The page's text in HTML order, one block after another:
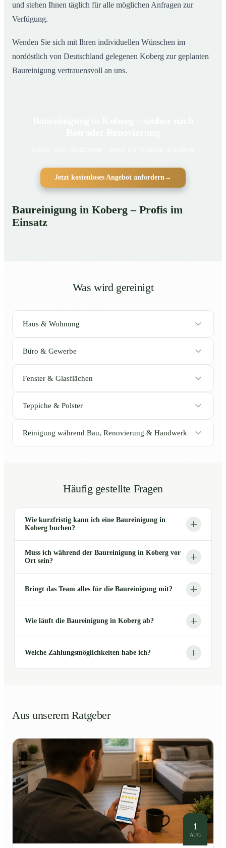
und stehen Ihnen täglich für alle möglichen Anfragen zur
Verfügung.
Wenden Sie sich mit Ihren individuellen Wünschen im
nordöstlich von Deutschland gelegenen Koberg zur geplanten
Baureinigung vertrauensvoll an uns.
Jetzt kostenloses Angebot anfordern→
Baureinigung in Koberg – Profis im
Einsatz
Was wird gereinigt
Haus & Wohnung
Büro & Gewerbe
Fenster & Glasflächen
Teppiche & Polster
Reinigung während Bau, Renovierung & Handwerk
Häufig gestellte Fragen
Wie kurzfristig kann ich eine Baureinigung in
Koberg buchen?
Muss ich während der Baureinigung in Koberg vor
Ort sein?
Bringt das Team alles für die Baureinigung mit?
Wie läuft die Baureinigung in Koberg ab?
Welche Zahlungsmöglichkeiten habe ich?
Aus unserem Ratgeber
1
AUG